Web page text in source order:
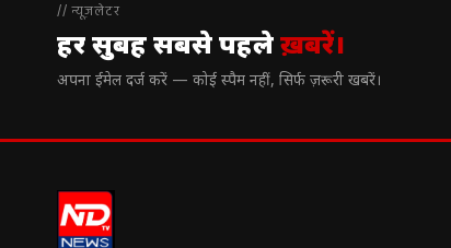
// न्यूज़लेटर
हर सुबह सबसे पहलेख़बरें।
अपना ईमेल दर्ज करें — कोई स्पैम नहीं, सिर्फ ज़रूरी खबरें।